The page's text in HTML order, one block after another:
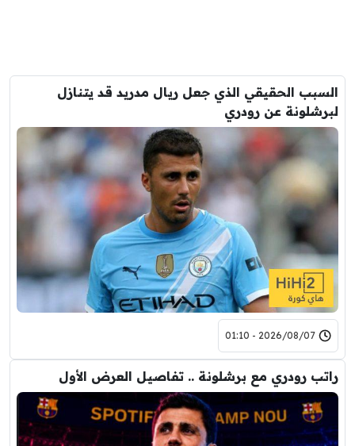
السبب الحقيقي الذي جعل ريال مدريد قد يتنازل
لبرشلونة عن رودري
2026/08/07 - 01:10
راتب رودري مع برشلونة .. تفاصيل العرض الأول